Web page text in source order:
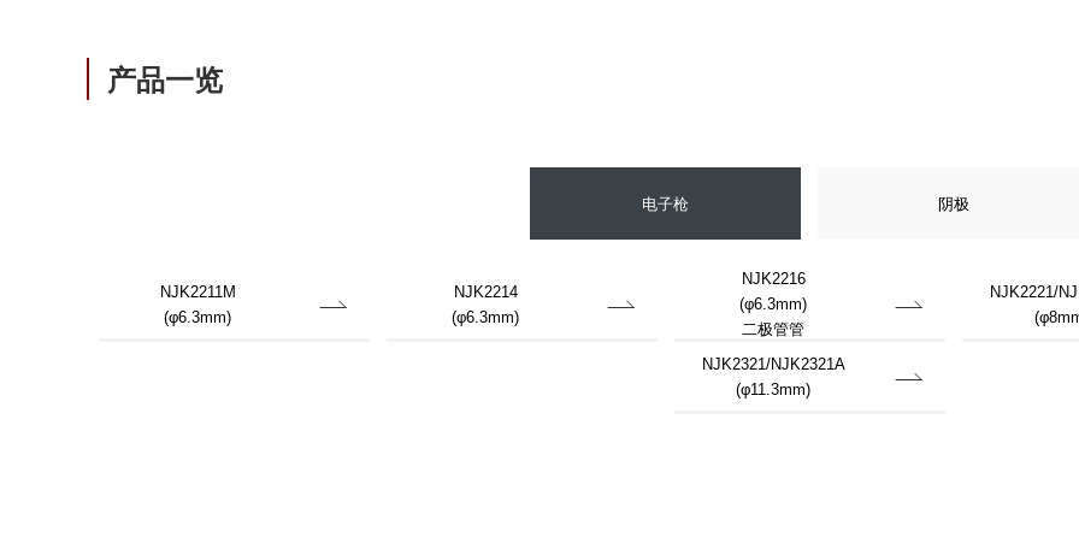
产品一览
电子枪 阴极
NJK2211M
(φ6.3mm)
NJK2214
(φ6.3mm)
NJK2216
(φ6.3mm)
二极管管
NJK2221/
NJK2321/NJK2321A
(φ11.3mm)